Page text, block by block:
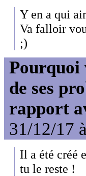
Y en a qui
Va falloir
;)
Pourquoi
de ses
rapport
31/12/17
Il a été créé
tu le reste !